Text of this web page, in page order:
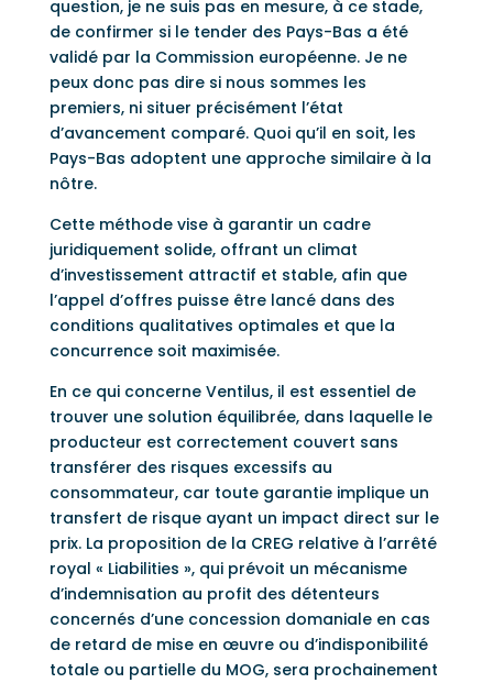
question, je ne suis pas en mesure, à ce stade,
de confirmer si le tender des Pays-Bas a été
validé par la Commission européenne. Je ne
peux donc pas dire si nous sommes les
premiers, ni situer précisément l’état
d’avancement comparé. Quoi qu’il en soit, les
Pays-Bas adoptent une approche similaire à la
nôtre.
Cette méthode vise à garantir un cadre
juridiquement solide, offrant un climat
d’investissement attractif et stable, afin que
l’appel d’offres puisse être lancé dans des
conditions qualitatives optimales et que la
concurrence soit maximisée.
En ce qui concerne Ventilus, il est essentiel de
trouver une solution équilibrée, dans laquelle le
producteur est correctement couvert sans
transférer des risques excessifs au
consommateur, car toute garantie implique un
transfert de risque ayant un impact direct sur le
prix. La proposition de la CREG relative à l’arrêté
royal « Liabilities », qui prévoit un mécanisme
d’indemnisation au profit des détenteurs
concernés d’une concession domaniale en cas
de retard de mise en œuvre ou d’indisponibilité
totale ou partielle du MOG, sera prochainement